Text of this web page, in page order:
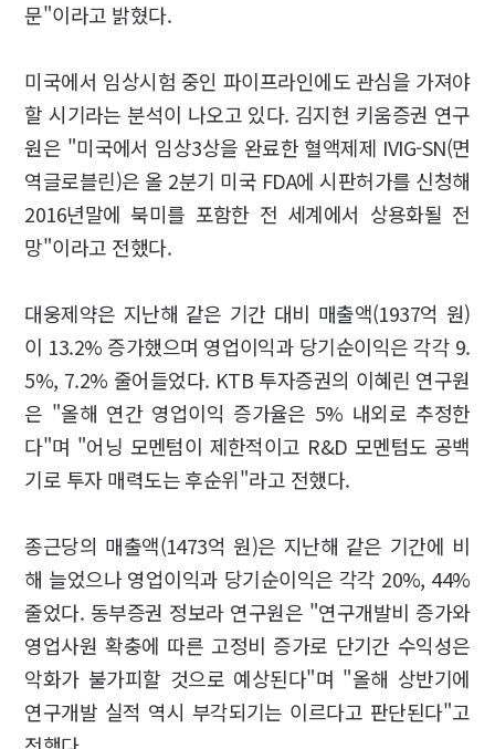
문"이라고 밝혔다.
미국에서 임상시험 중인 파이프라인에도 관심을 가져야
할 시기라는 분석이 나오고 있다. 김지현 키움증권 연구
원은 "미국에서 임상3상을 완료한 혈액제제 IVIG-SN(면
역글로블린)은 올 2분기 미국 FDA에 시판허가를 신청해
2016년말에 북미를 포함한 전 세계에서 상용화될 전
망"이라고 전했다.
대웅제약은 지난해 같은 기간 대비 매출액(1937억 원)
이 13.2% 증가했으며 영업이익과 당기순이익은 각각 9.
5%, 7.2% 줄어들었다. KTB 투자증권의 이혜린 연구원
은 "올해 연간 영업이익 증가율은 5% 내외로 추정한
다"며 "어닝 모멘텀이 제한적이고 R&D 모멘텀도 공백
기로 투자 매력도는 후순위"라고 전했다.
종근당의 매출액(1473억 원)은 지난해 같은 기간에 비
해 늘었으나 영업이익과 당기순이익은 각각 20%, 44%
줄었다. 동부증권 정보라 연구원은 "연구개발비 증가와
영업사원 확충에 따른 고정비 증가로 단기간 수익성은
악화가 불가피할 것으로 예상된다"며 "올해 상반기에
연구개발 실적 역시 부각되기는 이르다고 판단된다"고